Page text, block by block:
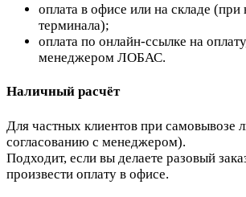
оплата в офисе или на складе (при
терминала);
оплата по онлайн-ссылке на
менеджером ЛОБАС.
Наличный расчёт
Для частных клиентов при самовывозе
согласованию с менеджером).
Подходит, если вы делаете разовый
произвести оплату в офисе.